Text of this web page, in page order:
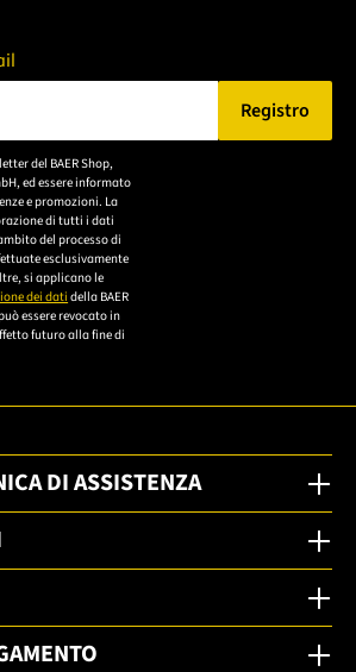
gültige E-Mail-Adresse ein.
Registro
del BAER Shop,
ed essere informato
e promozioni. La
di tutti i dati
del processo di
esclusivamente
si applicano le
dei dati della BAER
essere revocato in
futuro alla fine di
DI ASSISTENZA